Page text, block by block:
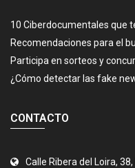
10 Ciberdocumentales que
Recomendaciones para el
Participa en sorteos y
¿Cómo detectar las fake
CONTACTO
Calle Ribera del Loira,